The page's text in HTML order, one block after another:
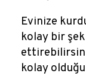
Evinize
kolay bir
kolay